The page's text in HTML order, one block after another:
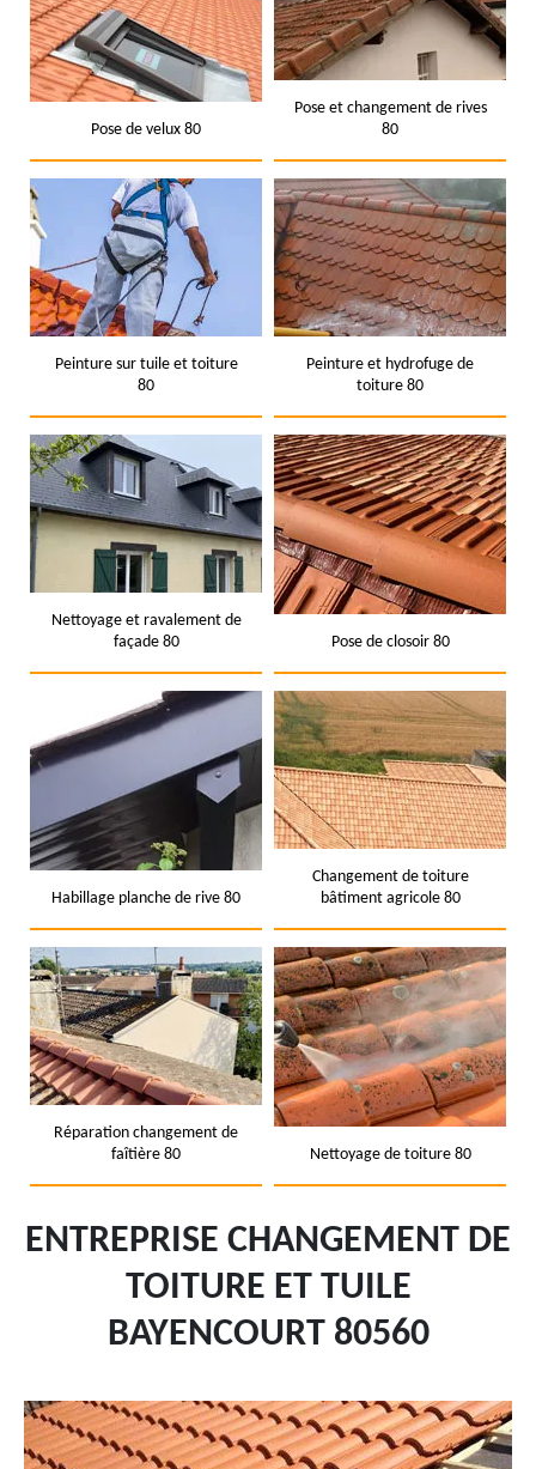
Pose de velux 80
Pose et changement de rives
80
Peinture sur tuile et toiture
80
Peinture et hydrofuge de
toiture 80
Nettoyage et ravalement de
façade 80
Pose de closoir 80
Habillage planche de rive 80
Changement de toiture
bâtiment agricole 80
Réparation changement de
faîtière 80
Nettoyage de toiture 80
ENTREPRISE CHANGEMENT DE
TOITURE ET TUILE
BAYENCOURT 80560